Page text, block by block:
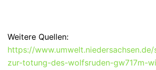
Weitere Quellen:
https://
zur-totung-des-wolfsruden-gw717m-